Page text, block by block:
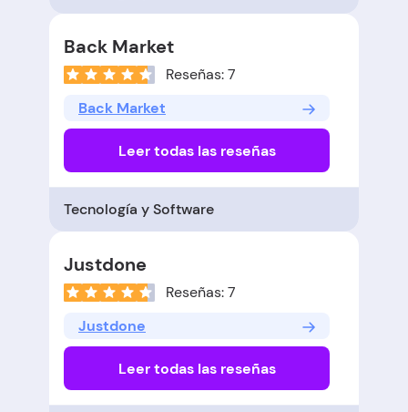
Back Market
Reseñas: 7
Back Market
Leer todas las reseñas
Tecnología y Software
Justdone
Reseñas: 7
Justdone
Leer todas las reseñas